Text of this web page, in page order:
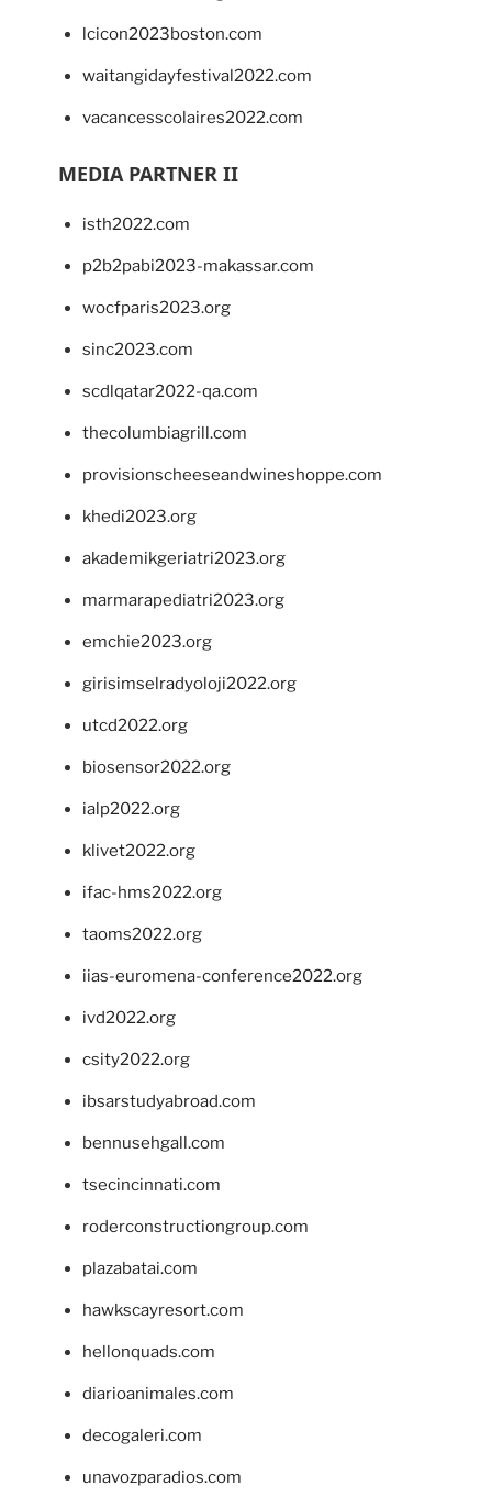
lcicon2023boston.com
waitangidayfestival2022.com
vacancesscolaires2022.com
MEDIA PARTNER II
isth2022.com
p2b2pabi2023-makassar.com
wocfparis2023.org
sinc2023.com
scdlqatar2022-qa.com
thecolumbiagrill.com
provisionscheeseandwineshoppe.com
khedi2023.org
akademikgeriatri2023.org
marmarapediatri2023.org
emchie2023.org
girisimselradyoloji2022.org
utcd2022.org
biosensor2022.org
ialp2022.org
klivet2022.org
ifac-hms2022.org
taoms2022.org
iias-euromena-conference2022.org
ivd2022.org
csity2022.org
ibsarstudyabroad.com
bennusehgall.com
tsecincinnati.com
roderconstructiongroup.com
plazabatai.com
hawkscayresort.com
hellonquads.com
diarioanimales.com
decogaleri.com
unavozparadios.com